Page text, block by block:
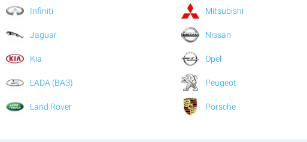
Infiniti
Jaguar
Kia
LADA (ВАЗ)
Land Rover
Mitsubishi
Nissan
Opel
Peugeot
Porsche